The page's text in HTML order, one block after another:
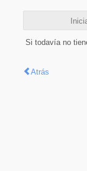
Si todavía no
Atrás